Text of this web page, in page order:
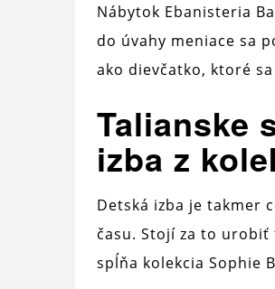
Nábytok Ebanisteria
do úvahy meniace sa
ako dievčatko, ktoré
Talianske
izba z
Detská izba je takmer
času. Stojí za to
spĺňa kolekcia Sophie